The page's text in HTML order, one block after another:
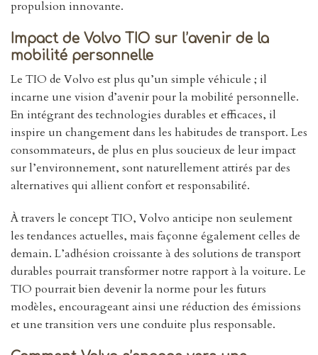
propulsion innovante.
Impact de Volvo TIO sur l’avenir de la
mobilité personnelle
Le TIO de Volvo est plus qu’un simple véhicule ; il
incarne une vision d’avenir pour la mobilité personnelle.
En intégrant des technologies durables et efficaces, il
inspire un changement dans les habitudes de transport. Les
consommateurs, de plus en plus soucieux de leur impact
sur l’environnement, sont naturellement attirés par des
alternatives qui allient confort et responsabilité.
À travers le concept TIO, Volvo anticipe non seulement
les tendances actuelles, mais façonne également celles de
demain. L’adhésion croissante à des solutions de transport
durables pourrait transformer notre rapport à la voiture. Le
TIO pourrait bien devenir la norme pour les futurs
modèles, encourageant ainsi une réduction des émissions
et une transition vers une conduite plus responsable.